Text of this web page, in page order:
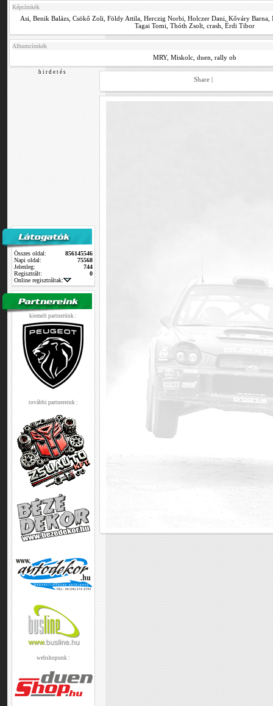
Képcímkék
Asi ,Benik Balázs ,Csökő Zoli ,Földy Attila ,Herczig Norbi ,Holczer Dani ,Kőváry Barna ,
Tagai Tomi ,Thóth Zsolt ,crash ,Érdi Tibor
Albumcímkék
MRY,Miskolc ,duen ,rally ob
h i r d e t é s
Összes oldal:
856145546
Napi oldal:
75568
Jelenleg:
744
Regisztrált:
0
Online regisztráltak:
kiemelt partnerünk :
további partnereink :
webshopunk :
Share |